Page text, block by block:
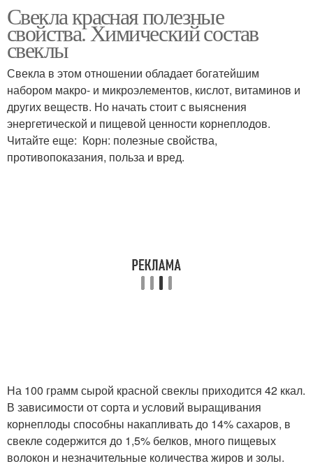
Свекла красная полезные
свойства. Химический состав
свеклы
Свекла в этом отношении обладает богатейшим
набором макро- и микроэлементов, кислот, витаминов и
других веществ. Но начать стоит с выяснения
энергетической и пищевой ценности корнеплодов.
Читайте еще: Корн: полезные свойства,
противопоказания, польза и вред.
На 100 грамм сырой красной свеклы приходится 42 ккал.
В зависимости от сорта и условий выращивания
корнеплоды способны накапливать до 14% сахаров, в
свекле содержится до 1,5% белков, много пищевых
волокон и незначительные количества жиров и золы.